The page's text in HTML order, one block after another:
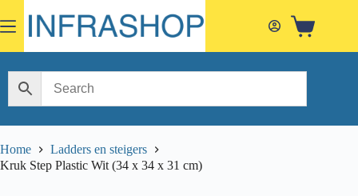
to
content
Shopping
Home
Ladders en steigers
Kruk Step Plastic Wit (34 x 34 x 31 cm)